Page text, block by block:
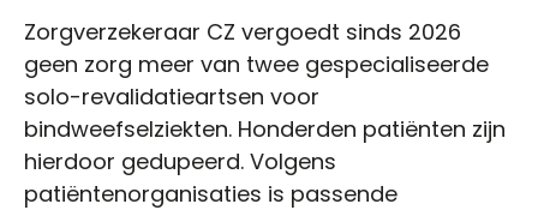
Zorgverzekeraar CZ vergoedt sinds 2026
geen zorg meer van twee gespecialiseerde
solo-revalidatieartsen voor
bindweefselziekten. Honderden patiënten zijn
hierdoor gedupeerd. Volgens
patiëntenorganisaties is passende